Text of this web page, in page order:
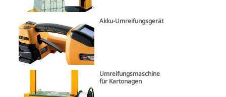
Akku-Umreifungsgerät
Umreifungsmaschine
für Kartonagen